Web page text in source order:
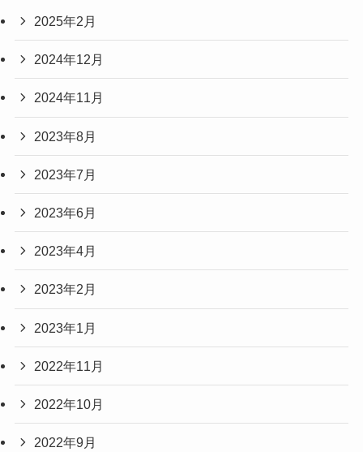
2025年2月
2024年12月
2024年11月
2023年8月
2023年7月
2023年6月
2023年4月
2023年2月
2023年1月
2022年11月
2022年10月
2022年9月